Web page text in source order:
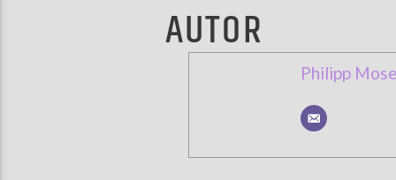
AUTOR
Philipp